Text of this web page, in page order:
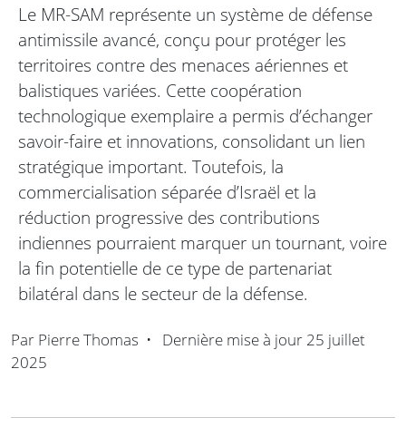
Le MR-SAM représente un système de défense
antimissile avancé, conçu pour protéger les
territoires contre des menaces aériennes et
balistiques variées. Cette coopération
technologique exemplaire a permis d’échanger
savoir-faire et innovations, consolidant un lien
stratégique important. Toutefois, la
commercialisation séparée d’Israël et la
réduction progressive des contributions
indiennes pourraient marquer un tournant, voire
la fin potentielle de ce type de partenariat
bilatéral dans le secteur de la défense.
Par Pierre Thomas • Dernière mise à jour 25 juillet
2025